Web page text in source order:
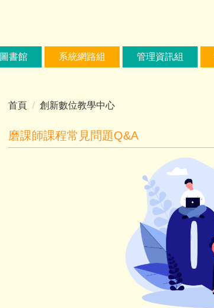
圖書館 系統網路組 管理資訊組
首頁 創新數位教學中心
磨課師課程常見問題Q&A